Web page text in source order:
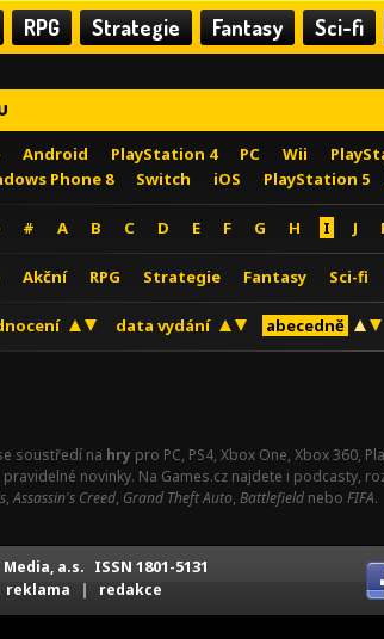
RPG Strategie Fantasy Sci-fi
Android PlayStation 4 PC Wii
Phone 8
Switch iOS PlayStation 5
# A B C D E F G H I J
Akční RPG Strategie Fantasy Sci-fi
data vydání abecedně
soustředí na hry pro PC, PS4, Xbox One, Xbox 360,
novinky. Na Games.cz najdete i podcasty,
,Assassin's Creed, Grand Theft Auto, Battlefield nebo FIFA.
a.s. ISSN 1801-5131
reklama | redakce